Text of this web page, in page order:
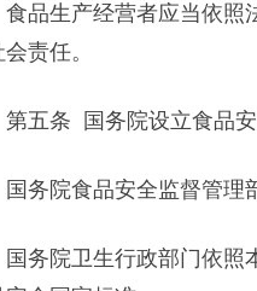
生产经营者应当依照法
责任。
条 国务院设立食品安
院食品安全监督管理部
院卫生行政部门依照本